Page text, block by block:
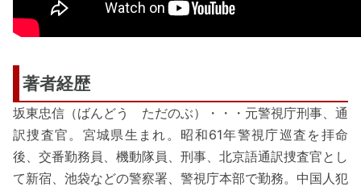
著者経歴
坂東忠信（ばんどう ただのぶ）・・・元警視庁刑事、通
訳捜査官。宮城県生まれ。昭和61年警視庁巡査を拝命
後、交番勤務員、機動隊員、刑事、北京語通訳捜査官とし
て新宿、池袋などの警察署、警視庁本部で勤務。中国人犯